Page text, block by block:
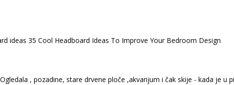
, pozadine, stare drvene ploče ,akvarijum i čak skije - kada je u